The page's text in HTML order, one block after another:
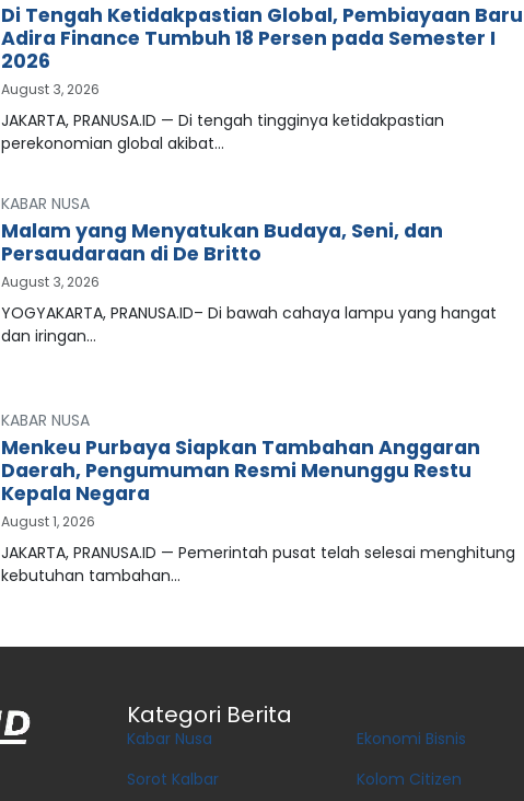
Di Tengah Ketidakpastian Global, Pembiayaan Baru
Adira Finance Tumbuh 18 Persen pada Semester I
2026
August 3, 2026
JAKARTA, PRANUSA.ID — Di tengah tingginya ketidakpastian
perekonomian global akibat…
KABAR NUSA
Malam yang Menyatukan Budaya, Seni, dan
Persaudaraan di De Britto
August 3, 2026
YOGYAKARTA, PRANUSA.ID– Di bawah cahaya lampu yang hangat
dan iringan…
KABAR NUSA
Menkeu Purbaya Siapkan Tambahan Anggaran
Daerah, Pengumuman Resmi Menunggu Restu
Kepala Negara
August 1, 2026
JAKARTA, PRANUSA.ID — Pemerintah pusat telah selesai menghitung
kebutuhan tambahan…
Kategori Berita
Kabar Nusa
Sorot Kalbar
Ekonomi Bisnis
Kolom Citizen